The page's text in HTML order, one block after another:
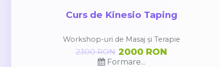
Curs de Kinesio Taping
Workshop-uri de Masaj și Terapie
Formare...
2300 RON 2000 RON